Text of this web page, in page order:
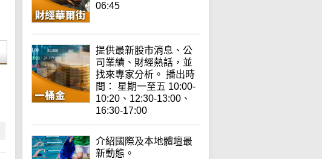
06:45
提供最新股市消息、公
司業績、財經熱話，並
找來專家分析。 播出時
間： 星期一至五 10:00-
10:20、12:30-13:00、
16:30-17:00
介紹國際及本地體壇最
新動態。